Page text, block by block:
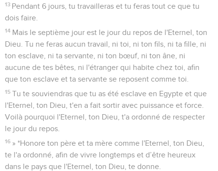
13 Pendant 6 jours, tu travailleras et tu feras tout ce que tu
dois faire.
14 Mais le septième jour est le jour du repos de l'Eternel, ton
Dieu. Tu ne feras aucun travail, ni toi, ni ton fils, ni ta fille, ni
ton esclave, ni ta servante, ni ton bœuf, ni ton âne, ni
aucune de tes bêtes, ni l'étranger qui habite chez toi, afin
que ton esclave et ta servante se reposent comme toi.
15 Tu te souviendras que tu as été esclave en Egypte et que
l'Eternel, ton Dieu, t'en a fait sortir avec puissance et force.
Voilà pourquoi l'Eternel, ton Dieu, t'a ordonné de respecter
le jour du repos.
16 » *Honore ton père et ta mère comme l'Eternel, ton Dieu,
te l'a ordonné, afin de vivre longtemps et d’être heureux
dans le pays que l'Eternel, ton Dieu, te donne.